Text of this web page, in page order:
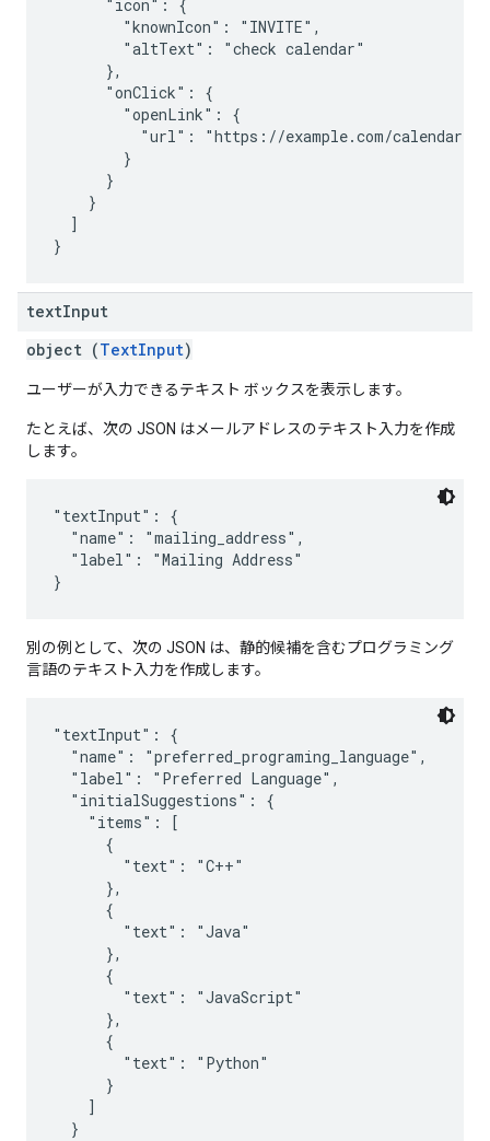
      "icon": {
        "knownIcon": "INVITE",
        "altText": "check calendar"
      },
      "onClick": {
        "openLink": {
          "url": "https://example.com/calendar"
        }
      }
    }
  ]
textInput
object (TextInput)
ユーザーが入力できるテキスト ボックスを表示します。
たとえば、次の JSON はメールアドレスのテキスト入力を作成
します。
"textInput": {
  "name": "mailing_address",
  "label": "Mailing Address"
別の例として、次の JSON は、静的候補を含むプログラミング
言語のテキスト入力を作成します。
"textInput": {
  "name": "preferred_programing_language",
  "label": "Preferred Language",
  "initialSuggestions": {
    "items": [
      {
        "text": "C++"
      },
      {
        "text": "Java"
      },
      {
        "text": "JavaScript"
      },
      {
        "text": "Python"
      }
    ]
  }